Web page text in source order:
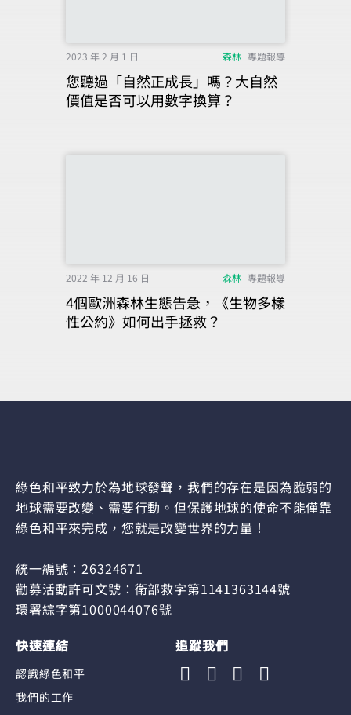
2023 年 2 月 1 日 森林 專題報導
您聽過「自然正成長」嗎？大自然
價值是否可以用數字換算？
2022 年 12 月 16 日 森林 專題報導
4個歐洲森林生態告急，《生物多樣
性公約》如何出手拯救？
綠色和平致力於為地球發聲，我們的存在是因為脆弱的
地球需要改變、需要行動。但保護地球的使命不能僅靠
綠色和平來完成，您就是改變世界的力量！
統一編號：26324671
勸募活動許可文號：衛部救字第1141363144號
環署綜字第1000044076號
快速連結
認識綠色和平
我們的工作
追蹤我們